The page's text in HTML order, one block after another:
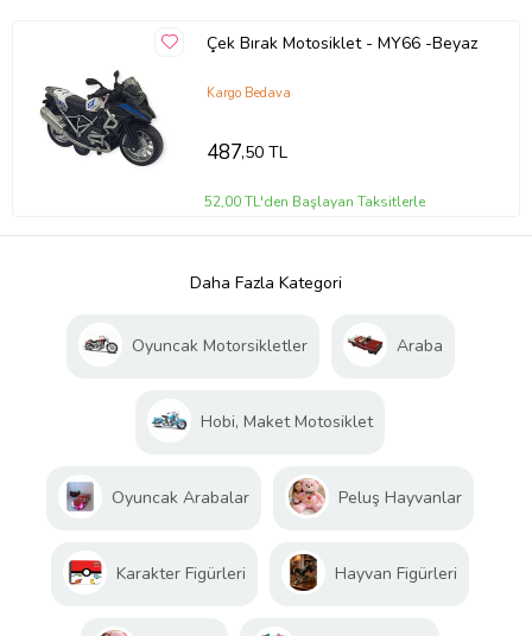
Çek Bırak Motosiklet - MY66 -Beyaz
Kargo Bedava
487,50 TL
52,00 TL'den Başlayan Taksitlerle
Daha Fazla Kategori
Oyuncak Motorsikletler Araba
Hobi, Maket Motosiklet
Oyuncak Arabalar Peluş Hayvanlar
Karakter Figürleri Hayvan Figürleri